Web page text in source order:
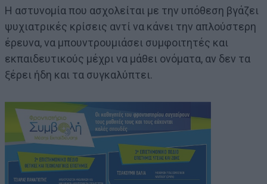
Η αστυνομία που ασχολείται με την υπόθεση βγάζει
ψυχιατρικές κρίσεις αντί να κάνει την απλούστερη
έρευνα, να μπουντρουμιάσει συμφοιτητές και
εκπαιδευτικούς μέχρι να μάθει ονόματα, αν δεν τα
ξέρει ήδη και τα συγκαλύπτει.